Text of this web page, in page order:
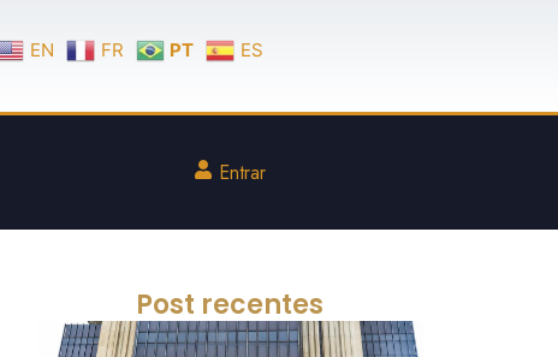
EN FR PT ES
Entrar
Post recentes